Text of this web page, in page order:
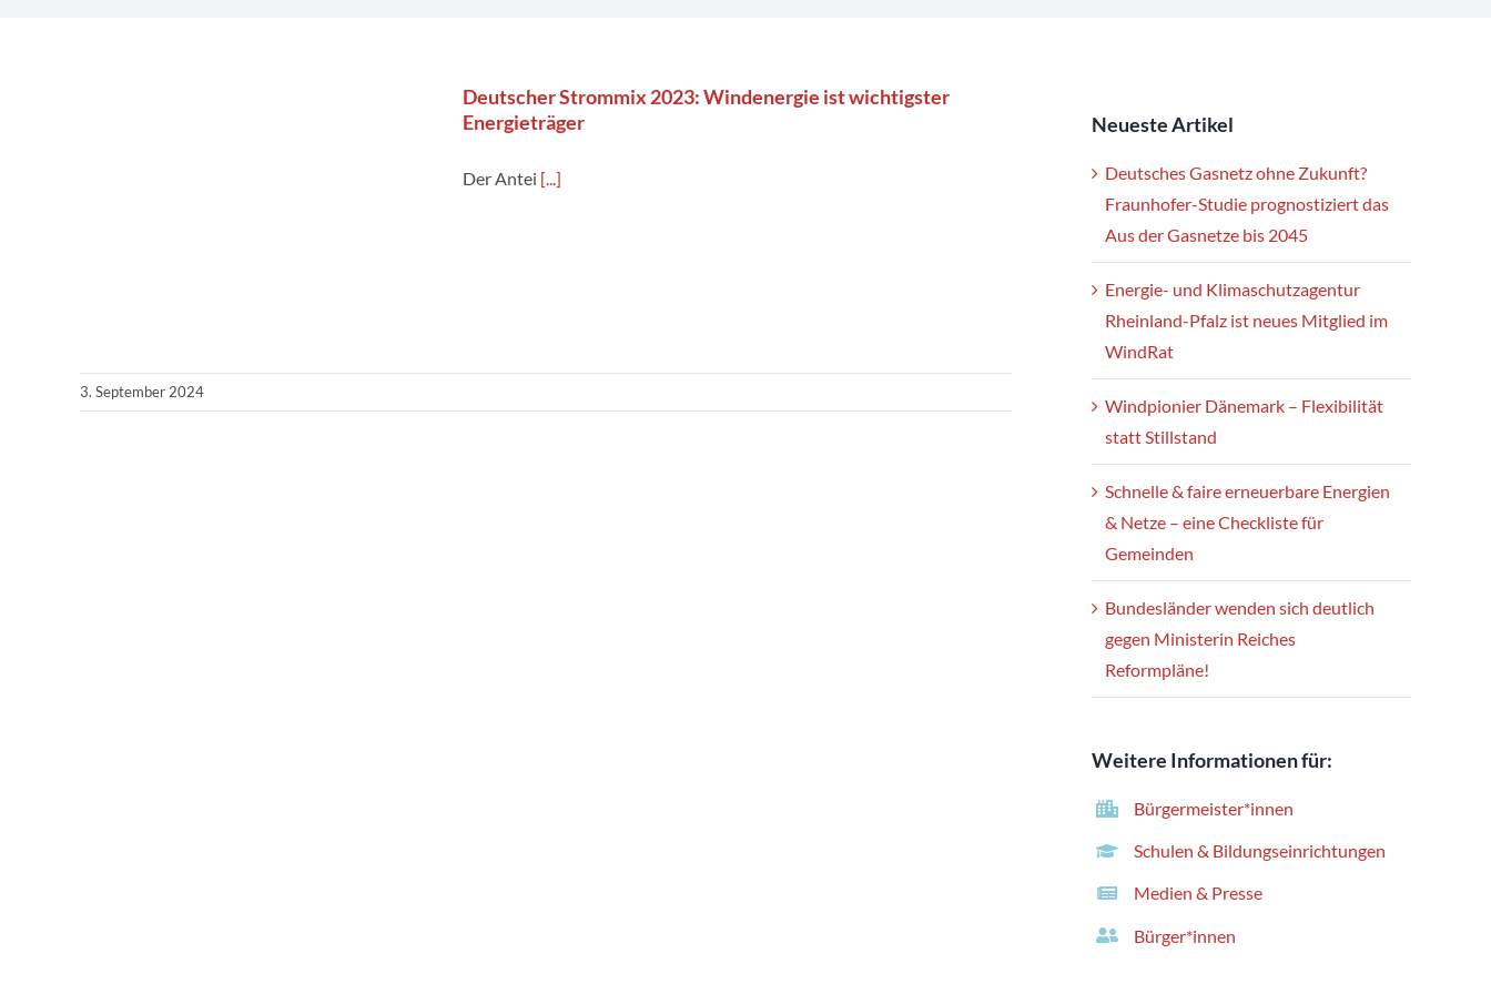
Deutscher Strommix 2023: Windenergie ist wichtigster
Energieträger
Der Antei [...]
3. September 2024
Neueste Artikel
Deutsches Gasnetz ohne Zukunft?
Fraunhofer-Studie prognostiziert das
Aus der Gasnetze bis 2045
Energie- und Klimaschutzagentur
Rheinland-Pfalz ist neues Mitglied im
WindRat
Windpionier Dänemark – Flexibilität
statt Stillstand
Schnelle & faire erneuerbare Energien
& Netze – eine Checkliste für
Gemeinden
Bundesländer wenden sich deutlich
gegen Ministerin Reiches
Reformpläne!
Weitere Informationen für:
Bürgermeister*innen
Schulen & Bildungseinrichtungen
Medien & Presse
Bürger*innen